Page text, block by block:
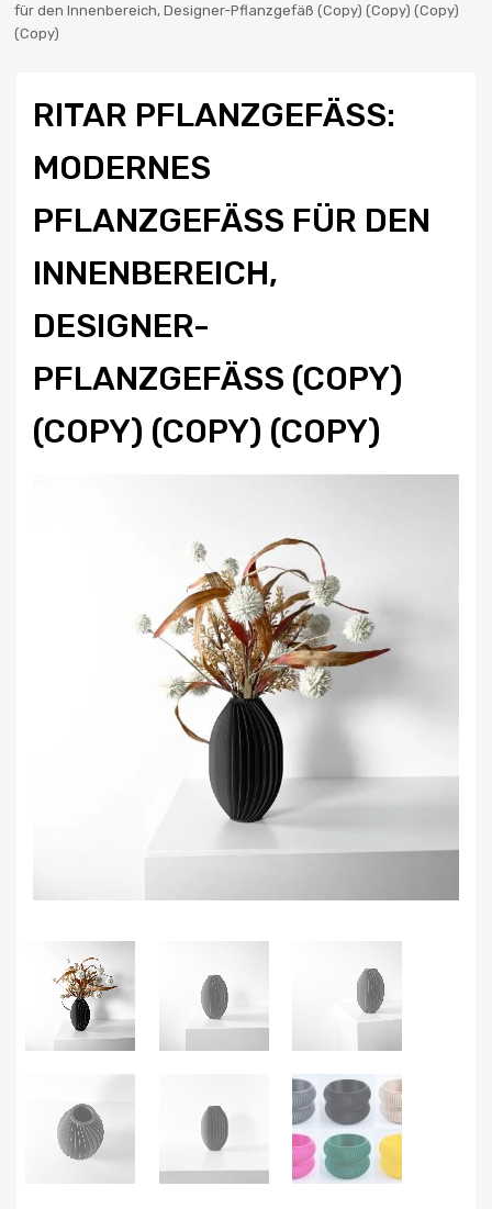
für den Innenbereich, Designer-Pflanzgefäß (Copy) (Copy) (Copy)
(Copy)
RITAR PFLANZGEFÄSS: M
ODERNES P
FLANZGEFÄSS FÜR DEN IN
NENBEREICH, DE
SIGNER-PF
LANZGEFÄSS (COPY) (CO
PY) (COPY) (COPY)